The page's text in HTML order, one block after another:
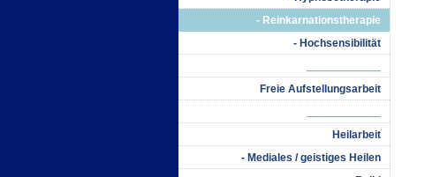
- Reinkarnationstherapie
- Hochsensibilität
Freie Aufstellungsarbeit
Heilarbeit
- Mediales / geistiges Heilen